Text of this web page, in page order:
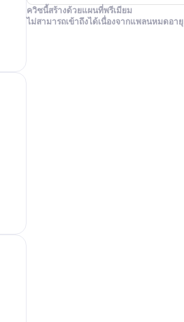
ควิซนี้สร้างด้วยแผนที่พรีเมียม
ไม่สามารถเข้าถึงได้เนื่องจากแพลนหมดอายุ